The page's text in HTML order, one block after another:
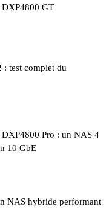
GT
: test complet du
Pro : un NAS 4
10 GbE
NAS hybride performant